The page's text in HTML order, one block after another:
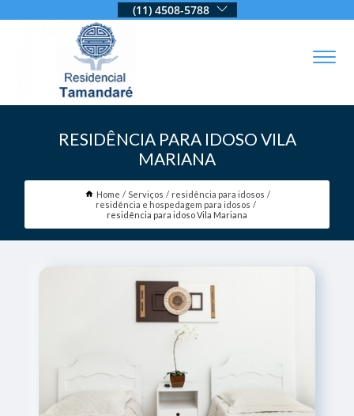
(11) 4508-5788
RESIDÊNCIA PARA IDOSO VILA
MARIANA
Home Serviços
residência para idosos
residência e hospedagem para idosos
residência para idoso Vila Mariana